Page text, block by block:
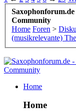
Community
Home Foren >
(musikrelevante)
Home
Home